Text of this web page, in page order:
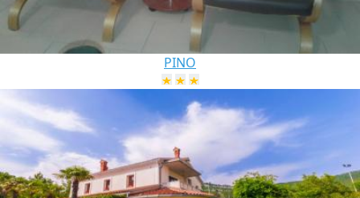
PINO